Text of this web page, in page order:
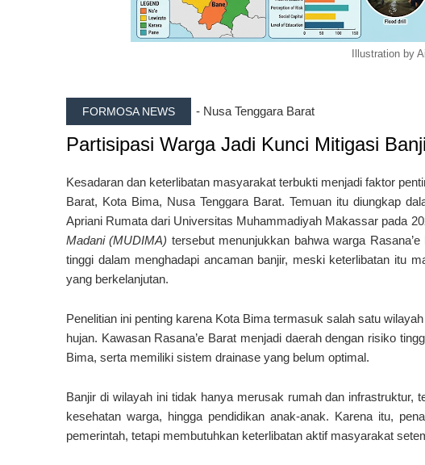
Illustration by Ai
FORMOSA NEWS - Nusa Tenggara Barat
Partisipasi Warga Jadi Kunci Mitigasi
Kesadaran dan keterlibatan masyarakat terbukti menjadi faktor
Barat, Kota Bima, Nusa Tenggara Barat. Temuan itu diungkap
Apriani Rumata dari Universitas Muhammadiyah Makassar pada
Madani (MUDIMA) tersebut menunjukkan bahwa warga
tinggi dalam menghadapi ancaman banjir, meski keterlibatan itu
yang berkelanjutan.
Penelitian ini penting karena Kota Bima termasuk salah satu
hujan. Kawasan Rasana’e Barat menjadi daerah dengan risiko
Bima, serta memiliki sistem drainase yang belum optimal.
Banjir di wilayah ini tidak hanya merusak rumah dan infrastruktur,
kesehatan warga, hingga pendidikan anak-anak. Karena itu,
pemerintah, tetapi membutuhkan keterlibatan aktif masyarakat